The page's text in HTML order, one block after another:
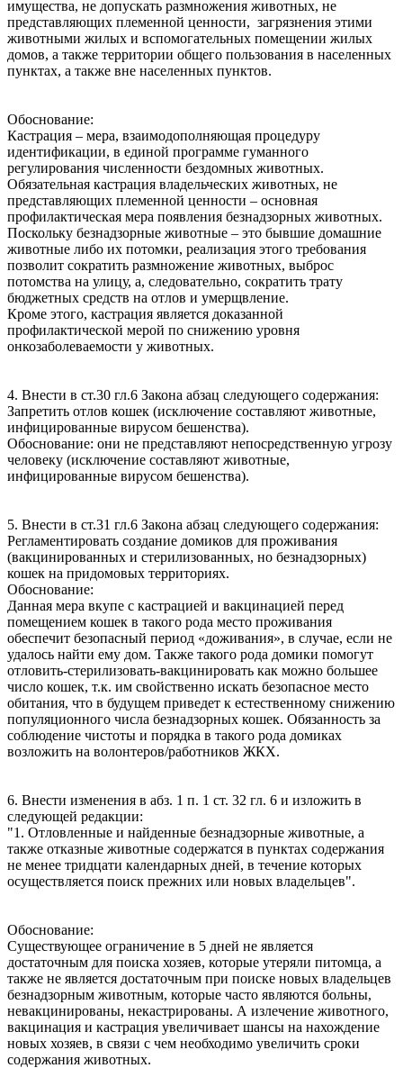
имущества, не допускать размножения животных, не
представляющих племенной ценности, загрязнения этими
животными жилых и вспомогательных помещении‌ жилых
домов, а также территории общего пользования в населенных
пунктах, а также вне населенных пунктов.
Обоснование:
Кастрация – мера, взаимодополняющая процедуру
идентификации, в единой программе гуманного
регулирования численности бездомных животных.
Обязательная кастрация владельческих животных, не
представляющих племенной ценности – основная
профилактическая мера появления безнадзорных животных.
Поскольку безнадзорные животные – это бывшие домашние
животные либо их потомки, реализация этого требования
позволит сократить размножение животных, выброс
потомства на улицу, а, следовательно, сократить трату
бюджетных средств на отлов и умерщвление.
Кроме этого, кастрация является доказанной
профилактической мерой по снижению уровня
онкозаболеваемости у животных.
4. Внести в ст.30 гл.6 Закона абзац следующего содержания:
Запретить отлов кошек (исключение составляют животные,
инфицированные вирусом бешенства).
Обоснование: они не представляют непосредственную угрозу
человеку (исключение составляют животные,
инфицированные вирусом бешенства).
5. Внести в ст.31 гл.6 Закона абзац следующего содержания:
Регламентировать создание домиков для проживания
(вакцинированных и стерилизованных, но безнадзорных)
кошек на придомовых территориях.
Обоснование:
Данная мера вкупе с кастрацией и вакцинацией перед
помещением кошек в такого рода место проживания
обеспечит безопасный период «доживания», в случае, если не
удалось найти ему дом. Также такого рода домики помогут
отловить-стерилизовать-вакцинировать как можно большее
число кошек, т.к. им свойственно искать безопасное место
обитания, что в будущем приведет к естественному снижению
популяционного числа безнадзорных кошек. Обязанность за
соблюдение чистоты и порядка в такого рода домиках
возложить на волонтеров/работников ЖКХ.
6. Внести изменения в абз. 1 п. 1 ст. 32 гл. 6 и изложить в
следующей редакции:
"1. Отловленные и найденные безнадзорные животные, а
также отказные животные содержатся в пунктах содержания
не менее тридцати календарных дней, в течение которых
осуществляется поиск прежних или новых владельцев".
Обоснование:
Существующее ограничение в 5 дней не является
достаточным для поиска хозяев, которые утеряли питомца, а
также не является достаточным при поиске новых владельцев
безнадзорным животным, которые часто являются больны,
невакцинированы, некастрированы. А излечение животного,
вакцинация и кастрация увеличивает шансы на нахождение
новых хозяев, в связи с чем необходимо увеличить сроки
содержания животных.